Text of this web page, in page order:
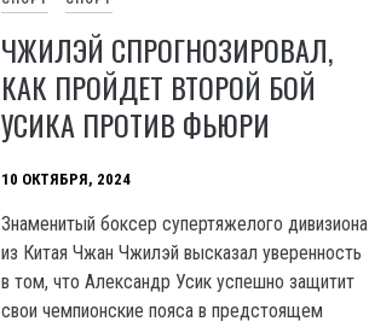
ЧЖИЛЭЙ СПРОГНОЗИРОВАЛ,
КАК ПРОЙДЕТ ВТОРОЙ БОЙ
УСИКА ПРОТИВ ФЬЮРИ
10 ОКТЯБРЯ, 2024
Знаменитый боксер супертяжелого дивизиона
из Китая Чжан Чжилэй высказал уверенность
в том, что Александр Усик успешно защитит
свои чемпионские пояса в предстоящем